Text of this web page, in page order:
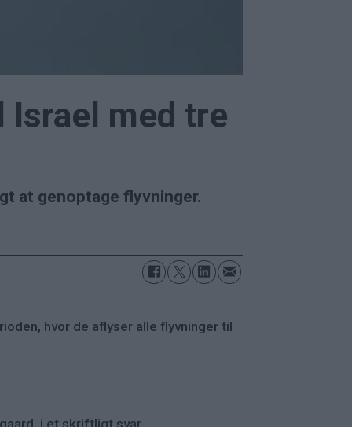
med tre
at genoptage flyvninger.
hvor de aflyser alle flyvninger til